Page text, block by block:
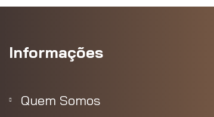
Informações
Quem Somos